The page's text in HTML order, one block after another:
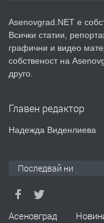
ПРЕДЛАГА
Asenovgrad.NET е
Всички статии,
графични и видео
собственост на
друго.
Главен редактор
Надежда Виденлиева
Последвай ни
Асеновград